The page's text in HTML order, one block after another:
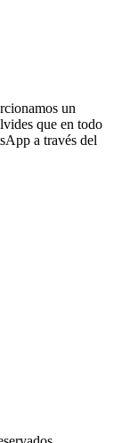
un
que en todo
a través del